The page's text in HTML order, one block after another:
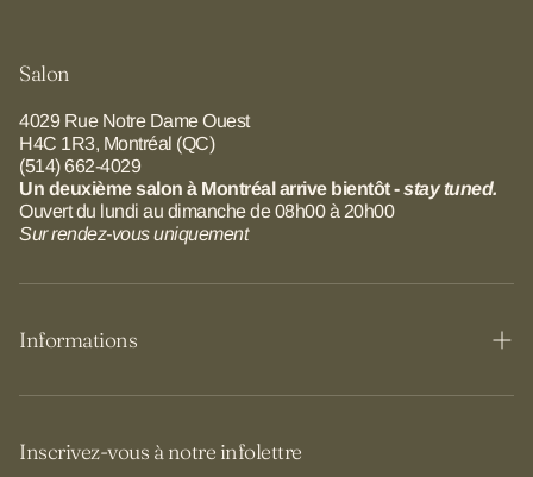
Salon
4029 Rue Notre Dame Ouest
H4C 1R3, Montréal (QC)
(514) 662-4029
Un deuxième salon à Montréal arrive bientôt -stay tuned.
Ouvert du lundi au dimanche de 08h00 à 20h00
Sur rendez-vous uniquement
Informations
Salon
Inscrivez-vous à notre infolettre